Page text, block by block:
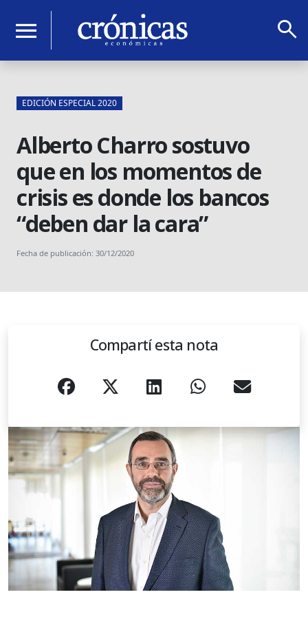
menu search
EDICIÓN ESPECIAL 2020
Alberto Charro sostuvo
que en los momentos de
crisis es donde los bancos
“deben dar la cara”
Fecha de publicación: 30/12/2020
Compartí esta nota